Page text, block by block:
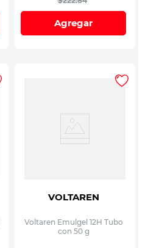
Agregar
VOLTAREN
Voltaren Emulgel 12H Tubo
con 50 g